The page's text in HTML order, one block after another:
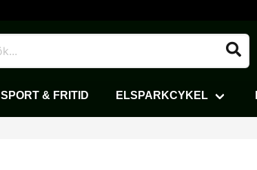
SPORT & FRITID ELSPARKCYKEL